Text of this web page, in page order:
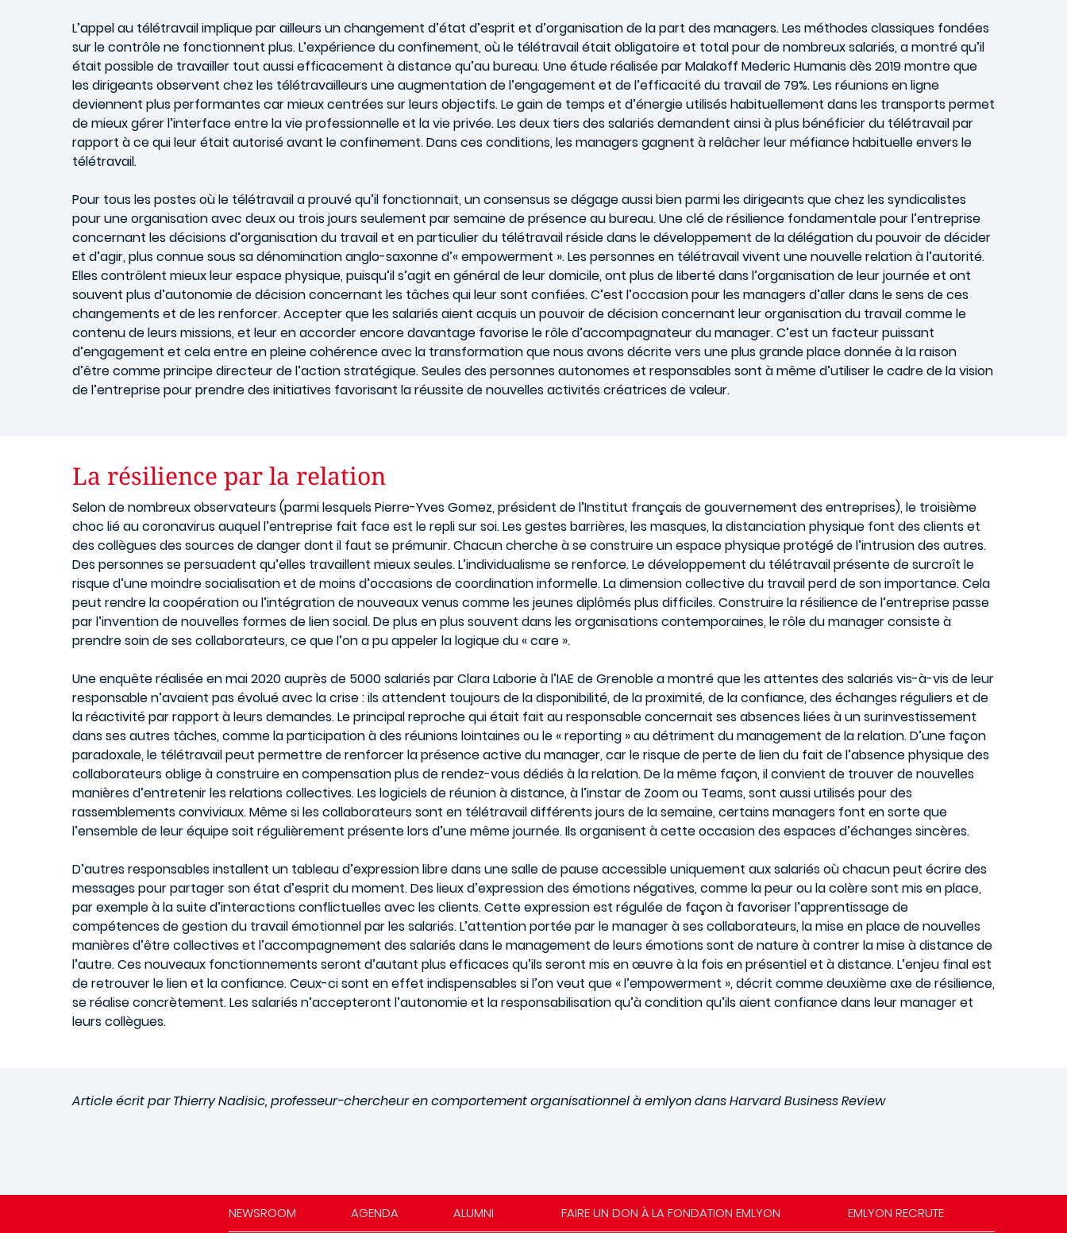
L’appel au télétravail implique par ailleurs un changement d’état d’esprit et d’organisation de la part des managers. Les méthodes classiques fondées
sur le contrôle ne fonctionnent plus. L’expérience du confinement, où le télétravail était obligatoire et total pour de nombreux salariés, a montré qu’il
était possible de travailler tout aussi efficacement à distance qu’au bureau. Une étude réalisée par Malakoff Mederic Humanis dès 2019 montre que
les dirigeants observent chez les télétravailleurs une augmentation de l’engagement et de l’efficacité du travail de 79%. Les réunions en ligne
deviennent plus performantes car mieux centrées sur leurs objectifs. Le gain de temps et d’énergie utilisés habituellement dans les transports permet
de mieux gérer l’interface entre la vie professionnelle et la vie privée. Les deux tiers des salariés demandent ainsi à plus bénéficier du télétravail par
rapport à ce qui leur était autorisé avant le confinement. Dans ces conditions, les managers gagnent à relâcher leur méfiance habituelle envers le
télétravail.
Pour tous les postes où le télétravail a prouvé qu’il fonctionnait, un consensus se dégage aussi bien parmi les dirigeants que chez les syndicalistes
pour une organisation avec deux ou trois jours seulement par semaine de présence au bureau. Une clé de résilience fondamentale pour l’entreprise
concernant les décisions d’organisation du travail et en particulier du télétravail réside dans le développement de la délégation du pouvoir de décider
et d’agir, plus connue sous sa dénomination anglo-saxonne d’« empowerment ». Les personnes en télétravail vivent une nouvelle relation à l’autorité.
Elles contrôlent mieux leur espace physique, puisqu’il s’agit en général de leur domicile, ont plus de liberté dans l’organisation de leur journée et ont
souvent plus d’autonomie de décision concernant les tâches qui leur sont confiées. C’est l’occasion pour les managers d’aller dans le sens de ces
changements et de les renforcer. Accepter que les salariés aient acquis un pouvoir de décision concernant leur organisation du travail comme le
contenu de leurs missions, et leur en accorder encore davantage favorise le rôle d’accompagnateur du manager. C’est un facteur puissant
d’engagement et cela entre en pleine cohérence avec la transformation que nous avons décrite vers une plus grande place donnée à la raison
d’être comme principe directeur de l’action stratégique. Seules des personnes autonomes et responsables sont à même d’utiliser le cadre de la vision
de l’entreprise pour prendre des initiatives favorisant la réussite de nouvelles activités créatrices de valeur.
La résilience par la relation
Selon de nombreux observateurs (parmi lesquels Pierre-Yves Gomez, président de l’Institut français de gouvernement des entreprises), le troisième
choc lié au coronavirus auquel l’entreprise fait face est le repli sur soi. Les gestes barrières, les masques, la distanciation physique font des clients et
des collègues des sources de danger dont il faut se prémunir. Chacun cherche à se construire un espace physique protégé de l’intrusion des autres.
Des personnes se persuadent qu’elles travaillent mieux seules. L’individualisme se renforce. Le développement du télétravail présente de surcroît le
risque d’une moindre socialisation et de moins d’occasions de coordination informelle. La dimension collective du travail perd de son importance. Cela
peut rendre la coopération ou l’intégration de nouveaux venus comme les jeunes diplômés plus difficiles. Construire la résilience de l’entreprise passe
par l’invention de nouvelles formes de lien social. De plus en plus souvent dans les organisations contemporaines, le rôle du manager consiste à
prendre soin de ses collaborateurs, ce que l’on a pu appeler la logique du « care ».
Une enquête réalisée en mai 2020 auprès de 5000 salariés par Clara Laborie à l’IAE de Grenoble a montré que les attentes des salariés vis-à-vis de leur
responsable n’avaient pas évolué avec la crise : ils attendent toujours de la disponibilité, de la proximité, de la confiance, des échanges réguliers et de
la réactivité par rapport à leurs demandes. Le principal reproche qui était fait au responsable concernait ses absences liées à un surinvestissement
dans ses autres tâches, comme la participation à des réunions lointaines ou le « reporting » au détriment du management de la relation. D’une façon
paradoxale, le télétravail peut permettre de renforcer la présence active du manager, car le risque de perte de lien du fait de l’absence physique des
collaborateurs oblige à construire en compensation plus de rendez-vous dédiés à la relation. De la même façon, il convient de trouver de nouvelles
manières d’entretenir les relations collectives. Les logiciels de réunion à distance, à l’instar de Zoom ou Teams, sont aussi utilisés pour des
rassemblements conviviaux. Même si les collaborateurs sont en télétravail différents jours de la semaine, certains managers font en sorte que
l’ensemble de leur équipe soit régulièrement présente lors d’une même journée. Ils organisent à cette occasion des espaces d’échanges sincères.
D’autres responsables installent un tableau d’expression libre dans une salle de pause accessible uniquement aux salariés où chacun peut écrire des
messages pour partager son état d’esprit du moment. Des lieux d’expression des émotions négatives, comme la peur ou la colère sont mis en place,
par exemple à la suite d’interactions conflictuelles avec les clients. Cette expression est régulée de façon à favoriser l’apprentissage de
compétences de gestion du travail émotionnel par les salariés. L’attention portée par le manager à ses collaborateurs, la mise en place de nouvelles
manières d’être collectives et l’accompagnement des salariés dans le management de leurs émotions sont de nature à contrer la mise à distance de
l’autre. Ces nouveaux fonctionnements seront d’autant plus efficaces qu’ils seront mis en œuvre à la fois en présentiel et à distance. L’enjeu final est
de retrouver le lien et la confiance. Ceux-ci sont en effet indispensables si l’on veut que « l’empowerment », décrit comme deuxième axe de résilience,
se réalise concrètement. Les salariés n’accepteront l’autonomie et la responsabilisation qu’à condition qu’ils aient confiance dans leur manager et
leurs collègues.
Article écrit par Thierry Nadisic, professeur-chercheur en comportement organisationnel à emlyon dans Harvard Business Review
NEWSROOM AGENDA ALUMNI FAIRE UN DON À LA FONDATION EMLYON EMLYON RECRUTE